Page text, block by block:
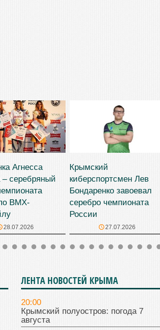
Агнесса
– серебряный
BMX-
28.07.2026
Крымский
киберспортсмен Лев
Бондаренко завоевал
серебро чемпионата
России
27.07.2026
ЛЕНТА НОВОСТЕЙ КРЫМА
20:00
Крымский полуостров: погода 7
августа